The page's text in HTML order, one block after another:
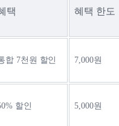
택 혜택 한도
합 7천원 할인 7,000원
할인 5,000원